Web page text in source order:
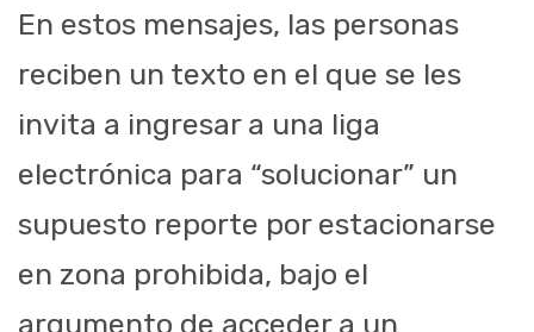
En estos mensajes, las personas
reciben un texto en el que se les
invita a ingresar a una liga
electrónica para “solucionar” un
supuesto reporte por estacionarse
en zona prohibida, bajo el
argumento de acceder a un